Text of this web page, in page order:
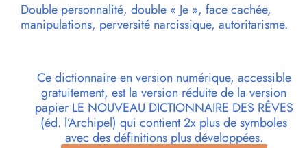
Double personnalité, double « Je », face cachée,
manipulations, perversité narcissique, autoritarisme.
Ce dictionnaire en version numérique, accessible
gratuitement, est la version réduite de la version
papier LE NOUVEAU DICTIONNAIRE DES RÊVES
(éd. l’Archipel) qui contient 2x plus de symboles
avec des définitions plus développées.